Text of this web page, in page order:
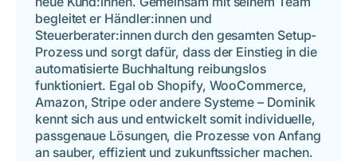
begleitet er Händler:innen und
Steuerberater:innen durch den gesamten Setup-
Prozess und sorgt dafür, dass der Einstieg in die
automatisierte Buchhaltung reibungslos
funktioniert. Egal ob Shopify, WooCommerce,
Amazon, Stripe oder andere Systeme – Dominik
kennt sich aus und entwickelt somit individuelle,
passgenaue Lösungen, die Prozesse von Anfang
an sauber, effizient und zukunftssicher machen.